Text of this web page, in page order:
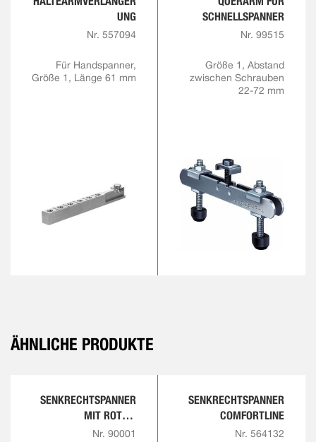
UNG
Nr. 557094
Für Handspanner,
Größe 1, Länge 61 mm
SCHNELLSPANNER
Nr. 99515
Größe 1, Abstand
zwischen Schrauben
22-72 mm
ÄHNLICHE PRODUKTE
SENKRECHTSPANNER
MIT ROTEM
HANDGRIFF
Nr. 90001
SENKRECHTSPANNER
COMFORTLINE
Nr. 564132